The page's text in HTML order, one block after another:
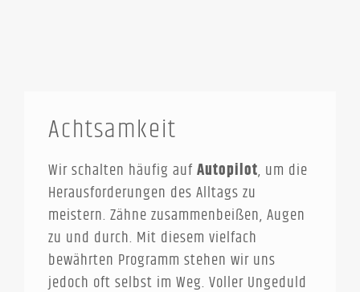
Achtsamkeit
Wir schalten häufig aufAutopilot, um die
Herausforderungen des Alltags zu
meistern. Zähne zusammenbeißen, Augen
zu und durch. Mit diesem vielfach
bewährten Programm stehen wir uns
jedoch oft selbst im Weg. Voller Ungeduld